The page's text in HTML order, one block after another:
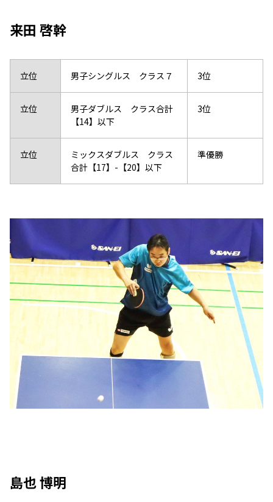
来田 啓幹
立位 男子シングルス クラス７ 3位
立位
男子ダブルス クラス合計
【14】以下
3位
立位
ミックスダブルス クラス
合計【17】-【20】以下
準優勝
島也 博明